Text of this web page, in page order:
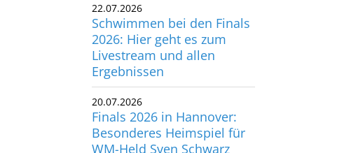
22.07.2026
Schwimmen bei den Finals
2026: Hier geht es zum
Livestream und allen
Ergebnissen
20.07.2026
Finals 2026 in Hannover:
Besonderes Heimspiel für
WM-Held Sven Schwarz